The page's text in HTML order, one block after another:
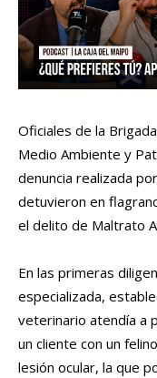
Oficiales de la
Medio Ambiente y
denuncia realizada
detuvieron en
el delito de Maltrato
En las primeras
especializada,
veterinario atendía a
un cliente con un
lesión ocular, la que